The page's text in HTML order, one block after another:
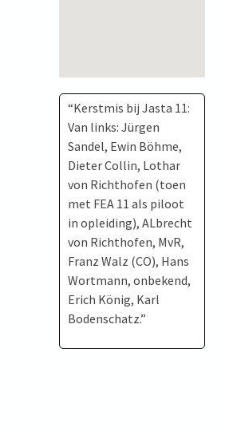
“Kerstmis bij Jasta 11:
Van links: Jürgen
Sandel, Ewin Böhme,
Dieter Collin, Lothar
von Richthofen (toen
met FEA 11 als piloot
in opleiding), ALbrecht
von Richthofen, MvR,
Franz Walz (CO), Hans
Wortmann, onbekend,
Erich König, Karl
Bodenschatz.”